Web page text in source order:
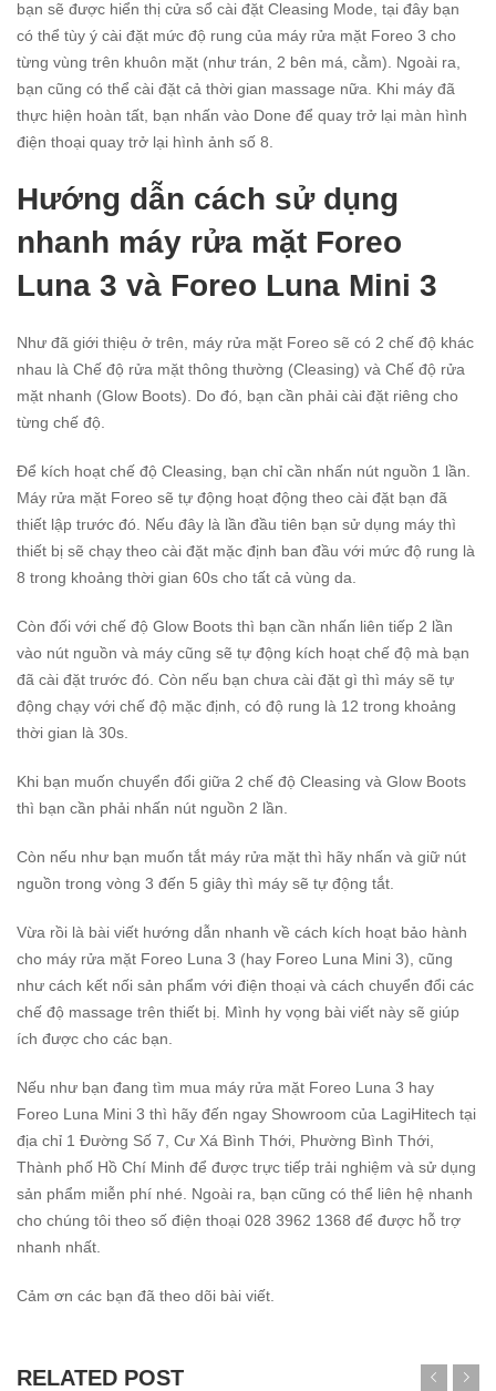
bạn sẽ được hiển thị cửa sổ cài đặt Cleasing Mode, tại đây bạn
có thể tùy ý cài đặt mức độ rung của máy rửa mặt Foreo 3 cho
từng vùng trên khuôn mặt (như trán, 2 bên má, cằm). Ngoài ra,
bạn cũng có thể cài đặt cả thời gian massage nữa. Khi máy đã
thực hiện hoàn tất, bạn nhấn vào Done để quay trở lại màn hình
điện thoại quay trở lại hình ảnh số 8.
Hướng dẫn cách sử dụng
nhanh máy rửa mặt Foreo
Luna 3 và Foreo Luna Mini 3
Như đã giới thiệu ở trên, máy rửa mặt Foreo sẽ có 2 chế độ khác
nhau là Chế độ rửa mặt thông thường (Cleasing) và Chế độ rửa
mặt nhanh (Glow Boots). Do đó, bạn cần phải cài đặt riêng cho
từng chế độ.
Để kích hoạt chế độ Cleasing, bạn chỉ cần nhấn nút nguồn 1 lần.
Máy rửa mặt Foreo sẽ tự động hoạt động theo cài đặt bạn đã
thiết lập trước đó. Nếu đây là lần đầu tiên bạn sử dụng máy thì
thiết bị sẽ chạy theo cài đặt mặc định ban đầu với mức độ rung là
8 trong khoảng thời gian 60s cho tất cả vùng da.
Còn đối với chế độ Glow Boots thì bạn cần nhấn liên tiếp 2 lần
vào nút nguồn và máy cũng sẽ tự động kích hoạt chế độ mà bạn
đã cài đặt trước đó. Còn nếu bạn chưa cài đặt gì thì máy sẽ tự
động chạy với chế độ mặc định, có độ rung là 12 trong khoảng
thời gian là 30s.
Khi bạn muốn chuyển đổi giữa 2 chế độ Cleasing và Glow Boots
thì bạn cần phải nhấn nút nguồn 2 lần.
Còn nếu như bạn muốn tắt máy rửa mặt thì hãy nhấn và giữ nút
nguồn trong vòng 3 đến 5 giây thì máy sẽ tự động tắt.
Vừa rồi là bài viết hướng dẫn nhanh về cách kích hoạt bảo hành
cho máy rửa mặt Foreo Luna 3 (hay Foreo Luna Mini 3), cũng
như cách kết nối sản phẩm với điện thoại và cách chuyển đổi các
chế độ massage trên thiết bị. Mình hy vọng bài viết này sẽ giúp
ích được cho các bạn.
Nếu như bạn đang tìm mua máy rửa mặt Foreo Luna 3 hay
Foreo Luna Mini 3 thì hãy đến ngay Showroom của LagiHitech tại
địa chỉ 1 Đường Số 7, Cư Xá Bình Thới, Phường Bình Thới,
Thành phố Hồ Chí Minh để được trực tiếp trải nghiệm và sử dụng
sản phẩm miễn phí nhé. Ngoài ra, bạn cũng có thể liên hệ nhanh
cho chúng tôi theo số điện thoại 028 3962 1368 để được hỗ trợ
nhanh nhất.
Cảm ơn các bạn đã theo dõi bài viết.
RELATED POST